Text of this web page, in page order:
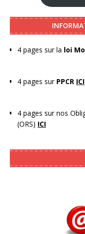
4 pages sur la loi
4 pages sur PPCR ICI
4 pages sur nos
(ORS) ICI